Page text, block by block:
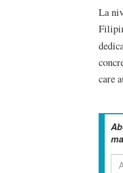
La
care